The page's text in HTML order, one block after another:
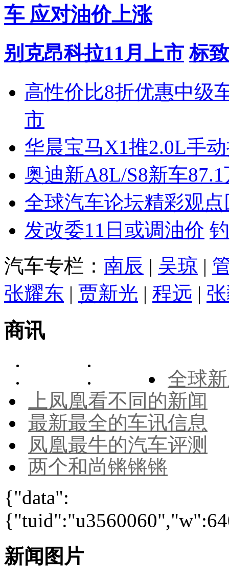
车 应对油价上涨
别克昂科拉11月上市 标
高性价比8折优惠中级
市
华晨宝马X1推2.0L手
奥迪新A8L/S8新车
全球汽车论坛精彩观点
发改委11日或调油价
汽车专栏： 南辰 | 吴琼 |
张耀东 | 贾新光 | 程远 |
商讯
全球
上凤凰看不同的新闻
最新最全的车讯信息
凤凰最牛的汽车评测
两个和尚锵锵锵
{"data":
新闻图片